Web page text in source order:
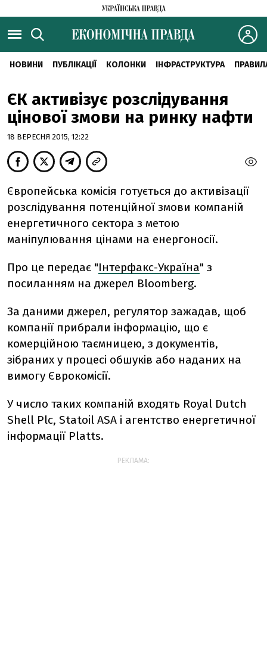
НОВИНИ ПУБЛІКАЦІЇ КОЛОНКИ ІНФРАСТРУКТУРА
ЄК активізує розслідування
цінової змови на ринку нафти
18 ВЕРЕСНЯ 2015, 12:22
Європейська комісія готується до активізації
розслідування потенційної змови компаній
енергетичного сектора з метою
маніпулювання цінами на енергоносії.
Про це передає "Інтерфакс-Україна" з
посиланням на джерел Bloomberg.
За даними джерел, регулятор зажадав, щоб
компанії прибрали інформацію, що є
комерційною таємницею, з документів,
зібраних у процесі обшуків або наданих на
вимогу Єврокомісії.
У число таких компаній входять Royal Dutch
Shell Plc, Statoil ASA і агентство енергетичної
інформації Platts.
РЕКЛАМА: